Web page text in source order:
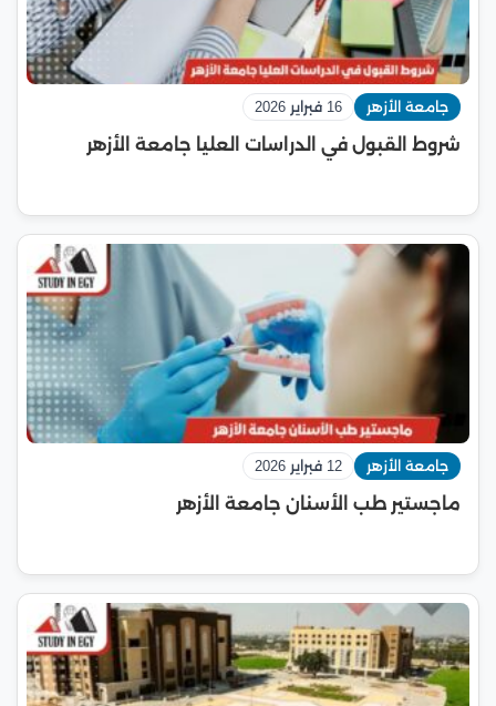
جامعة الأزهر 16 فبراير 2026
شروط القبول في الدراسات العليا جامعة الأزهر
جامعة الأزهر 12 فبراير 2026
ماجستير طب الأسنان جامعة الأزهر